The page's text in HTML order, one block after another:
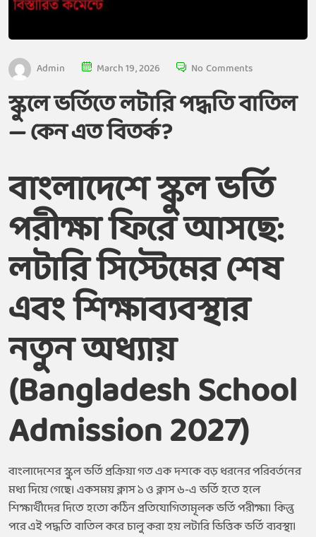
Admin March 19, 2026 No Comments
স্কুলে ভর্তিতে লটারি পদ্ধতি বাতিল
— কেন এত বিতর্ক?
বাংলাদেশে স্কুল ভর্তি
পরীক্ষা ফিরে আসছে:
লটারি সিস্টেমের শেষ
এবং শিক্ষাব্যবস্থার
নতুন অধ্যায়
(Bangladesh School
Admission 2027)
বাংলাদেশের স্কুল ভর্তি প্রক্রিয়া গত এক দশকে বড় ধরনের পরিবর্তনের
মধ্য দিয়ে গেছে। একসময় ক্লাস ১ ও ক্লাস ৬-এ ভর্তি হতে হলে
শিক্ষার্থীদের দিতে হতো কঠিন প্রতিযোগিতামূলক ভর্তি পরীক্ষা। কিন্তু
পরে এই পদ্ধতি বাতিল করে চালু করা হয় লটারি ভিত্তিক ভর্তি ব্যবস্থা।